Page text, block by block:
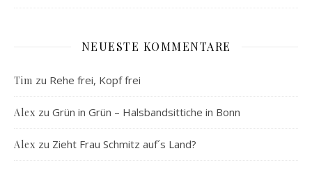
NEUESTE KOMMENTARE
Tim zu Rehe frei, Kopf frei
Alex zu Grün in Grün – Halsbandsittiche in Bonn
Alex zu Zieht Frau Schmitz auf´s Land?